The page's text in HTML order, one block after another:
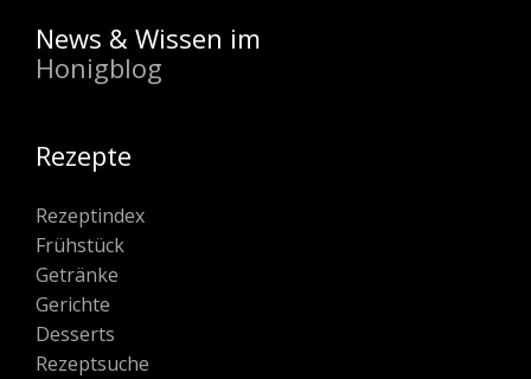
News & Wissen im
Honigblog
Rezepte
Rezeptindex
Frühstück
Getränke
Gerichte
Desserts
Rezeptsuche